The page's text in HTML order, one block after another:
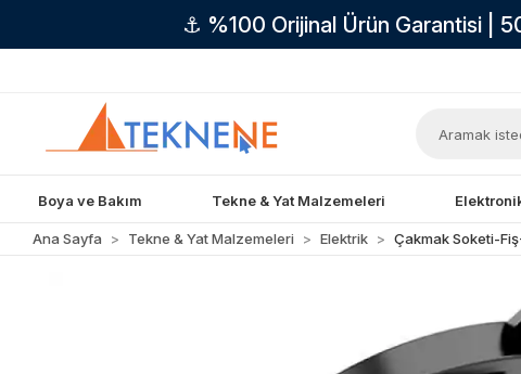
⚓ %100 Orijinal Ürün Garantisi |
Boya ve Bakım Tekne & Yat Malzemeleri
Ana Sayfa Tekne & Yat Malzemeleri Elektrik Çakmak Soketi-